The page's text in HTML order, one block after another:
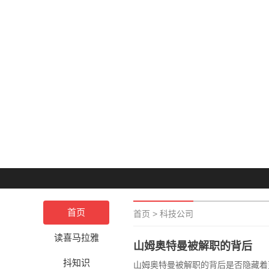
首页
读喜马拉雅
抖知识
首页 > 科技公司
山姆奥特曼被解职的背后
山姆奥特曼被解职的背后是否隐藏